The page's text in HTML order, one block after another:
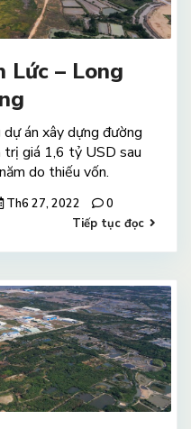
Lức – Long
án xây dựng đường
giá 1,6 tỷ USD sau
do thiếu vốn.
Th6 27, 2022
0
Tiếp tục đọc